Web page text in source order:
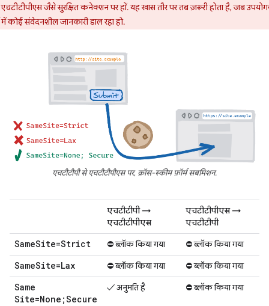
एचटीटीपीएस जैसे सुरक्षित कनेक्शन पर हों. यह खास तौर पर तब ज़रूरी होता है, जब
में कोई संवेदनशील जानकारी डाल रहा हो.
एचटीटीपी से एचटीटीपीएस पर, क्रॉस-स्कीम फ़ॉर्म सबमिशन.
एचटीटीपी →
एचटीटीपीएस
एचटीटीपीएस →
एचटीटीपी
SameSite=Strict ⛔ ब्लॉक किया गया ⛔ ब्लॉक किया गया
SameSite=Lax ⛔ ब्लॉक किया गया ⛔ ब्लॉक किया गया
Same
Site=None;Secure
✓ अनुमति है ⛔ ब्लॉक किया गया